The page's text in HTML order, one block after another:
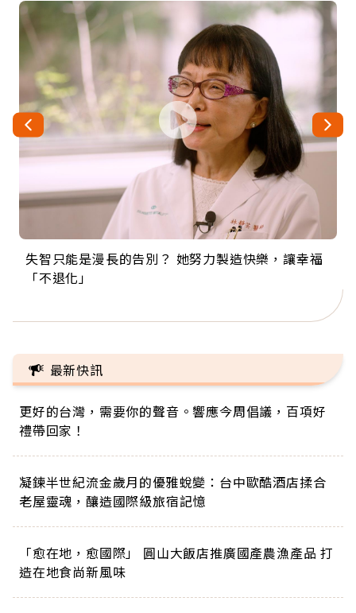
失智只能是漫長的告別？ 她努力製造快樂，讓幸福
「不退化」
來自剛果的巧克力神父 為台灣奉獻36年 「台灣是我
的家，我連作夢都講台語！」
63歲卸矽谷副總、搬回台灣找快樂！「蛋黃哥小
丑」走進安養院，逗樂上萬爺奶：退休後才開始真
104歲打破金氏世界紀錄 成為全球最年長羽球選
手，分享長壽的秘密原來是「這個」
事業巔峰他選擇追夢…黑手阿伯拉小提琴還登上小
巨蛋！連CNN都大讚！
最新快訊
更好的台灣，需要你的聲音。響應今周倡議，百項好
禮帶回家！
凝鍊半世紀流金歲月的優雅蛻變：台中歐酷酒店揉合
老屋靈魂，釀造國際級旅宿記憶
「愈在地，愈國際」 圓山大飯店推廣國產農漁產品 打
造在地食尚新風味